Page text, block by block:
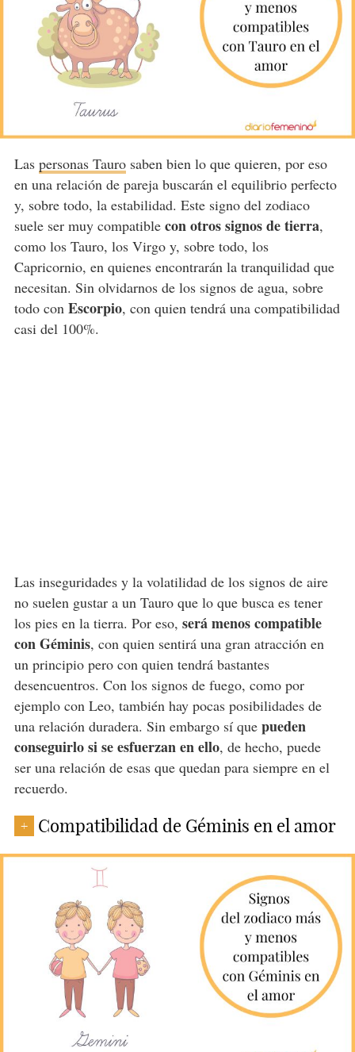
Las personas Taurosaben bien lo que quieren, por eso
en una relación de pareja buscarán el equilibrio perfecto
y, sobre todo, la estabilidad. Este signo del zodiaco
suele ser muy compatible con otros signos de tierra,
como los Tauro, los Virgo y, sobre todo, los
Capricornio, en quienes encontrarán la tranquilidad que
necesitan. Sin olvidarnos de los signos de agua, sobre
todo con Escorpio, con quien tendrá una compatibilidad
casi del 100%.
Las inseguridades y la volatilidad de los signos de aire
no suelen gustar a un Tauro que lo que busca es tener
los pies en la tierra. Por eso, será menos compatible
con Géminis, con quien sentirá una gran atracción en
un principio pero con quien tendrá bastantes
desencuentros. Con los signos de fuego, como por
ejemplo con Leo, también hay pocas posibilidades de
una relación duradera. Sin embargo sí que pueden
conseguirlo si se esfuerzan en ello, de hecho, puede
ser una relación de esas que quedan para siempre en el
recuerdo.
+ Compatibilidad de Géminis en el amor